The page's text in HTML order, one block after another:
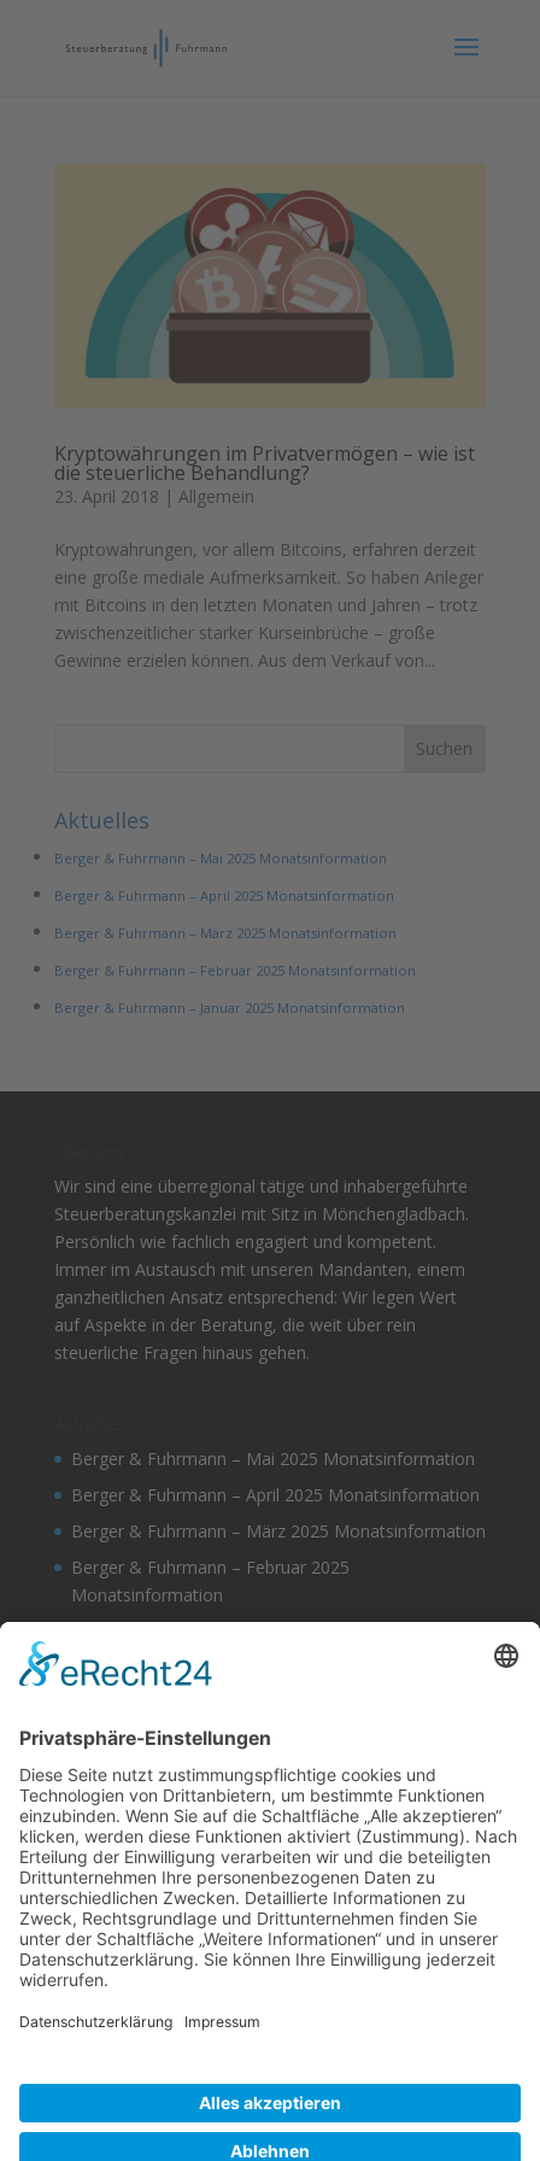
Kryptowährungen im Privatvermögen – wie ist
die steuerliche Behandlung?
23. April 2018 | Allgemein
Kryptowährungen, vor allem Bitcoins, erfahren derzeit
eine große mediale Aufmerksamkeit. So haben Anleger
mit Bitcoins in den letzten Monaten und Jahren – trotz
zwischenzeitlicher starker Kurseinbrüche – große
Gewinne erzielen können. Aus dem Verkauf von...
Aktuelles
Berger & Fuhrmann – Mai 2025 Monatsinformation
Berger & Fuhrmann – April 2025 Monatsinformation
Berger & Fuhrmann – März 2025 Monatsinformation
Berger & Fuhrmann – Februar 2025 Monatsinformation
Berger & Fuhrmann – Januar 2025 Monatsinformation
Wir sind eine überregional tätige und inhabergeführte
Steuerberatungskanzlei mit Sitz in Mönchengladbach.
Persönlich wie fachlich engagiert und kompetent.
Immer im Austausch mit unseren Mandanten, einem
ganzheitlichen Ansatz entsprechend: Wir legen Wert
auf Aspekte in der Beratung, die weit über rein
steuerliche Fragen hinaus gehen.
Berger & Fuhrmann – Mai 2025 Monatsinformation
Berger & Fuhrmann – April 2025 Monatsinformation
Berger & Fuhrmann – März 2025 Monatsinformation
Berger & Fuhrmann – Februar 2025
Monatsinformation
Monatsinformation
Suche
Datenschutz
Cookie-Einstellungen
Sonstige
Kontakt
Facebook
Anfahrt & Lageplan